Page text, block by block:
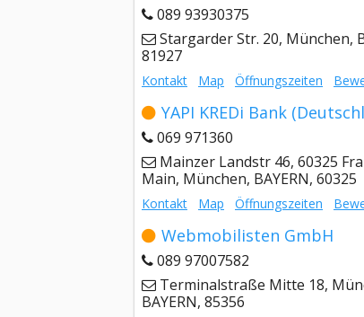
089 93930375
Stargarder Str. 20, München,
81927
Kontakt Map Öffnungszeiten
YAPI KREDi Bank
069 971360
Mainzer Landstr 46, 60325
Main, München, BAYERN, 60325
Kontakt Map Öffnungszeiten
Webmobilisten GmbH
089 97007582
Terminalstraße Mitte 18,
BAYERN, 85356